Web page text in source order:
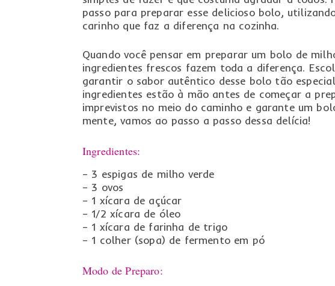
passo para preparar esse delicioso bolo,
carinho que faz a diferença na cozinha.
Quando você pensar em preparar um bolo de
ingredientes frescos fazem toda a diferença.
garantir o sabor autêntico desse bolo tão
ingredientes estão à mão antes de começar a
imprevistos no meio do caminho e garante um
mente, vamos ao passo a passo dessa delícia!
Ingredientes:
– 3 espigas de milho verde
– 3 ovos
– 1 xícara de açúcar
– 1/2 xícara de óleo
– 1 xícara de farinha de trigo
– 1 colher (sopa) de fermento em pó
Modo de Preparo: